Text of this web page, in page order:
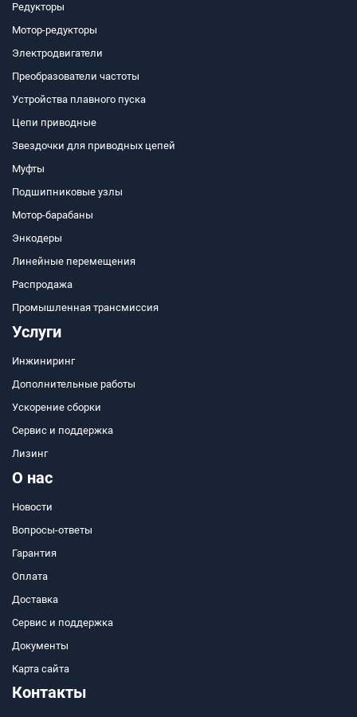
Редукторы
Мотор-редукторы
Электродвигатели
Преобразователи частоты
Устройства плавного пуска
Цепи приводные
Звездочки для приводных цепей
Муфты
Подшипниковые узлы
Мотор-барабаны
Энкодеры
Линейные перемещения
Распродажа
Промышленная трансмиссия
Услуги
Инжиниринг
Дополнительные работы
Ускорение сборки
Сервис и поддержка
Лизинг
О нас
Новости
Вопросы-ответы
Гарантия
Оплата
Доставка
Сервис и поддержка
Документы
Карта сайта
Контакты